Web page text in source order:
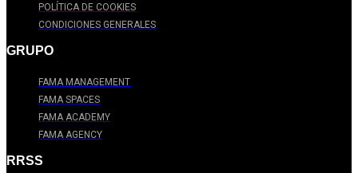
POLÍTICA DE COOKIES
CONDICIONES GENERALES
GRUPO
FAMA MANAGEMENT
FAMA SPACES
FAMA ACADEMY
FAMA AGENCY
RRSS